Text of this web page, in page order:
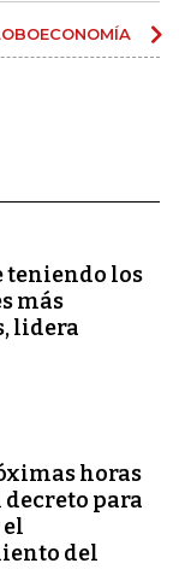
teniendo los
más
lidera
horas
para
del